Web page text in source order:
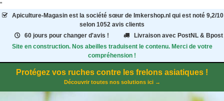
"
Apiculture-Magasinest la société sœur de Imkershop.nl qui est noté 9,2/10
selon 1052 avis clients
60 jours pour changer d'avis !
Livraison avec PostNL & Bpost
Site en construction. Nos abeilles traduisent le contenu. Merci de votre
compréhension !
Protégez vos ruches contre les frelons asiatiques !
Découvrir toutes nos solutions ici →